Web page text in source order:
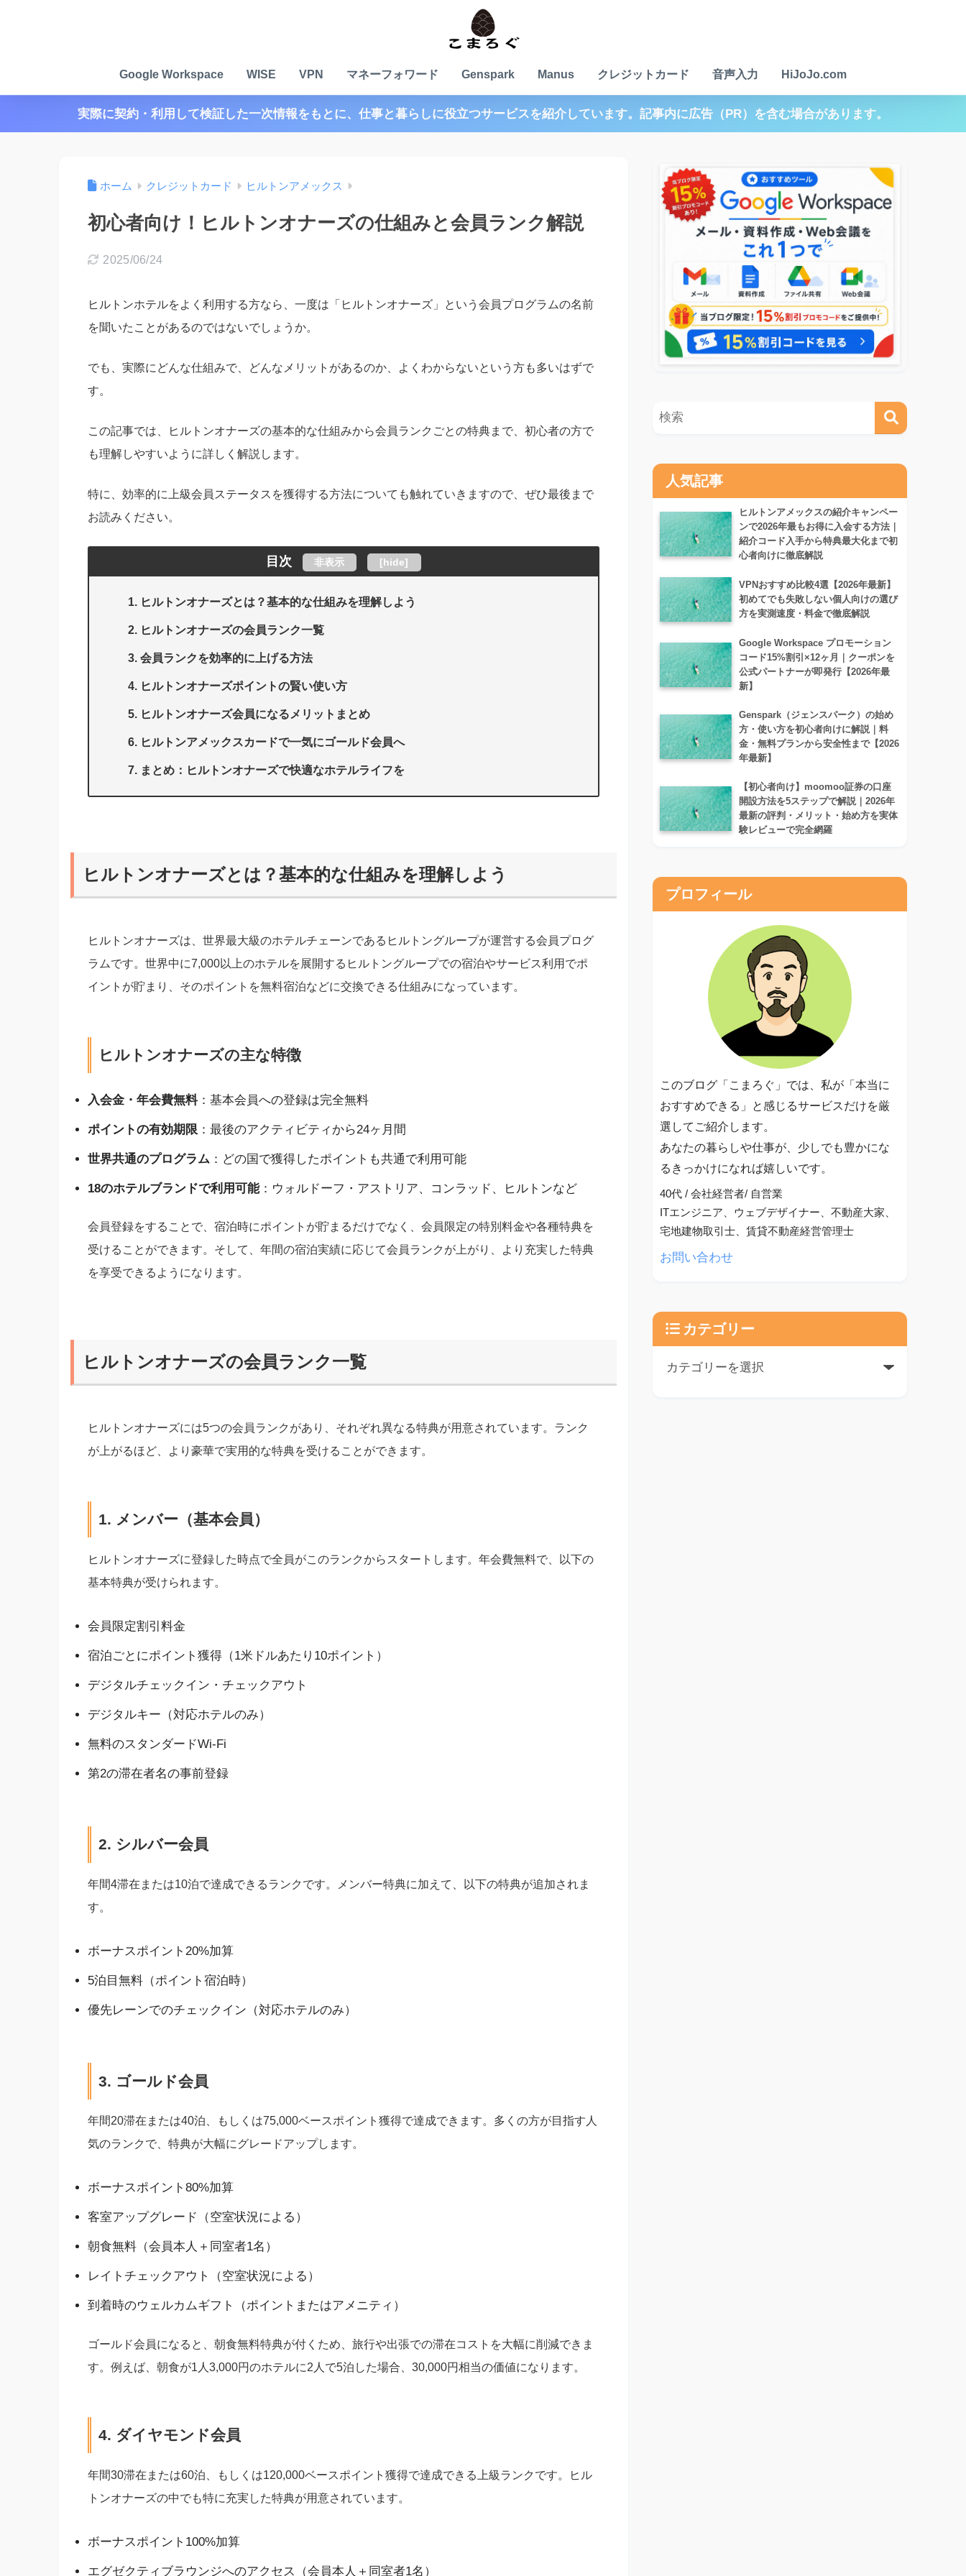
Google Workspace WISE VPN マネーフォワード Genspark Manus クレジットカード 音声入力 HiJoJo.com
実際に契約・利用して検証した一次情報をもとに、仕事と暮らしに役立つサービスを紹介しています。記事内に広告（PR）を含む場合があります。
ホーム クレジットカード ヒルトンアメックス
初心者向け！ヒルトンオナーズの仕組みと会員ランク解説
2025/06/24
ヒルトンホテルをよく利用する方なら、一度は「ヒルトンオナーズ」という会員プログラムの名前
を聞いたことがあるのではないでしょうか。
でも、実際にどんな仕組みで、どんなメリットがあるのか、よくわからないという方も多いはずで
す。
この記事では、ヒルトンオナーズの基本的な仕組みから会員ランクごとの特典まで、初心者の方で
も理解しやすいように詳しく解説します。
特に、効率的に上級会員ステータスを獲得する方法についても触れていきますので、ぜひ最後まで
お読みください。
目次 非表示 [hide]
ヒルトンオナーズとは？基本的な仕組みを理解しよう
ヒルトンオナーズの会員ランク一覧
会員ランクを効率的に上げる方法
ヒルトンオナーズポイントの賢い使い方
ヒルトンオナーズ会員になるメリットまとめ
ヒルトンアメックスカードで一気にゴールド会員へ
まとめ：ヒルトンオナーズで快適なホテルライフを
ヒルトンオナーズとは？基本的な仕組みを理解しよう
ヒルトンオナーズは、世界最大級のホテルチェーンであるヒルトングループが運営する会員プログ
ラムです。世界中に7,000以上のホテルを展開するヒルトングループでの宿泊やサービス利用でポ
イントが貯まり、そのポイントを無料宿泊などに交換できる仕組みになっています。
ヒルトンオナーズの主な特徴
入会金・年会費無料：基本会員への登録は完全無料
ポイントの有効期限 ：最後のアクティビティから24ヶ月間
世界共通のプログラム ：どの国で獲得したポイントも共通で利用可能
18のホテルブランドで利用可能：ウォルドーフ・アストリア、コンラッド、ヒルトンなど
会員登録をすることで、宿泊時にポイントが貯まるだけでなく、会員限定の特別料金や各種特典を
受けることができます。そして、年間の宿泊実績に応じて会員ランクが上がり、より充実した特典
を享受できるようになります。
ヒルトンオナーズの会員ランク一覧
ヒルトンオナーズには5つの会員ランクがあり、それぞれ異なる特典が用意されています。ランク
が上がるほど、より豪華で実用的な特典を受けることができます。
1. メンバー（基本会員）
ヒルトンオナーズに登録した時点で全員がこのランクからスタートします。年会費無料で、以下の
基本特典が受けられます。
会員限定割引料金
宿泊ごとにポイント獲得（1米ドルあたり10ポイント）
デジタルチェックイン・チェックアウト
デジタルキー（対応ホテルのみ）
無料のスタンダードWi-Fi
第2の滞在者名の事前登録
2. シルバー会員
年間4滞在または10泊で達成できるランクです。メンバー特典に加えて、以下の特典が追加されま
す。
ボーナスポイント20%加算
5泊目無料（ポイント宿泊時）
優先レーンでのチェックイン（対応ホテルのみ）
3. ゴールド会員
年間20滞在または40泊、もしくは75,000ベースポイント獲得で達成できます。多くの方が目指す人
気のランクで、特典が大幅にグレードアップします。
ボーナスポイント80%加算
客室アップグレード（空室状況による）
朝食無料（会員本人＋同室者1名）
レイトチェックアウト（空室状況による）
到着時のウェルカムギフト（ポイントまたはアメニティ）
ゴールド会員になると、朝食無料特典が付くため、旅行や出張での滞在コストを大幅に削減できま
す。例えば、朝食が1人3,000円のホテルに2人で5泊した場合、30,000円相当の価値になります。
4. ダイヤモンド会員
年間30滞在または60泊、もしくは120,000ベースポイント獲得で達成できる上級ランクです。ヒル
トンオナーズの中でも特に充実した特典が用意されています。
ボーナスポイント100%加算
エグゼクティブラウンジへのアクセス（会員本人＋同室者1名）
人気記事
ヒルトンアメックスの紹介キャンペー
ンで2026年最もお得に入会する方法｜
紹介コード入手から特典最大化まで初
心者向けに徹底解説
VPNおすすめ比較4選【2026年最新】
初めてでも失敗しない個人向けの選び
方を実測速度・料金で徹底解説
Google Workspace プロモーション
コード15%割引×12ヶ月｜クーポンを
公式パートナーが即発行【2026年最
新】
Genspark（ジェンスパーク）の始め
方・使い方を初心者向けに解説｜料
金・無料プランから安全性まで【2026
年最新】
【初心者向け】moomoo証券の口座
開設方法を5ステップで解説｜2026年
最新の評判・メリット・始め方を実体
験レビューで完全網羅
プロフィール
このブログ「こまろぐ」では、私が「本当に
おすすめできる」と感じるサービスだけを厳
選してご紹介します。
あなたの暮らしや仕事が、少しでも豊かにな
るきっかけになれば嬉しいです。
40代 / 会社経営者/ 自営業
ITエンジニア、ウェブデザイナー、不動産大家、
宅地建物取引士、賃貸不動産経営管理士
お問い合わせ
カテゴリー